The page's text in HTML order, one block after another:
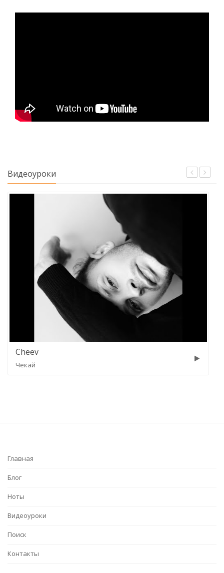
Видеоуроки
Cheev
Чекай
Главная
Блог
Ноты
Видеоуроки
Поиск
Контакты